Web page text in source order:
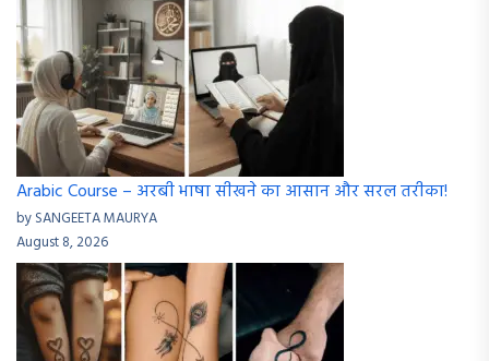
Arabic Course – अरबी भाषा सीखने का आसान और सरल तरीका!
by SANGEETA MAURYA
August 8, 2026